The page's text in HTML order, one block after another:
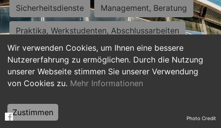
Wir verwenden Cookies, um Ihnen eine bessere
Nutzererfahrung zu ermöglichen. Durch die Nutzung
unserer Webseite stimmen Sie unserer Verwendung
von Cookies zu. Mehr Informationen
Zustimmen
Sicherheitsdienste Management, Beratung
Praktika, Werkstudenten, Abschlussarbeiten
Personalwesen Assistenz, Sekretariat
Hilfskräfte, Aushilfs- und Nebenjobs
Weiterbildung, Studium, duale Ausbildung Photo Credit